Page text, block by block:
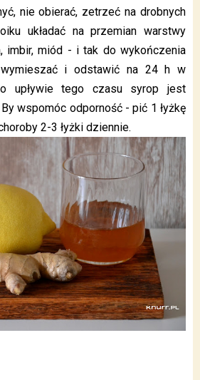
nie obierać, zetrzeć na drobnych
układać na przemian warstwy
imbir, miód - i tak do wykończenia
wymieszać i odstawić na 24 h w
upływie tego czasu syrop jest
wspomóc odporność - pić 1 łyżkę
2-3 łyżki dziennie.